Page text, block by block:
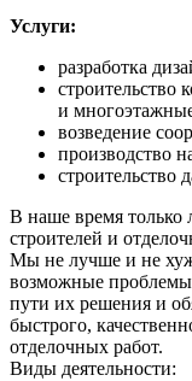
Услуги:
разработка
строительство
и
возведение
производство
строительство
В наше время только
строителей и
Мы не лучше и не
возможные проблемы
пути их решения и
быстрого,
отделочных работ.
Виды деятельности: